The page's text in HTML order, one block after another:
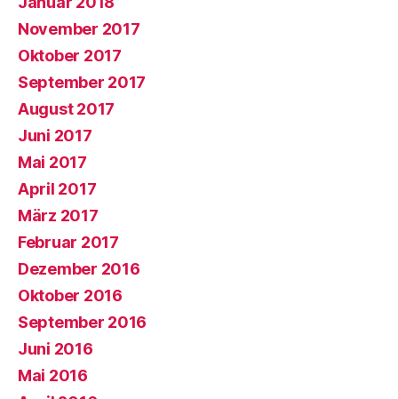
November 2017
Oktober 2017
September 2017
August 2017
Juni 2017
Mai 2017
April 2017
März 2017
Februar 2017
Dezember 2016
Oktober 2016
September 2016
Juni 2016
Mai 2016